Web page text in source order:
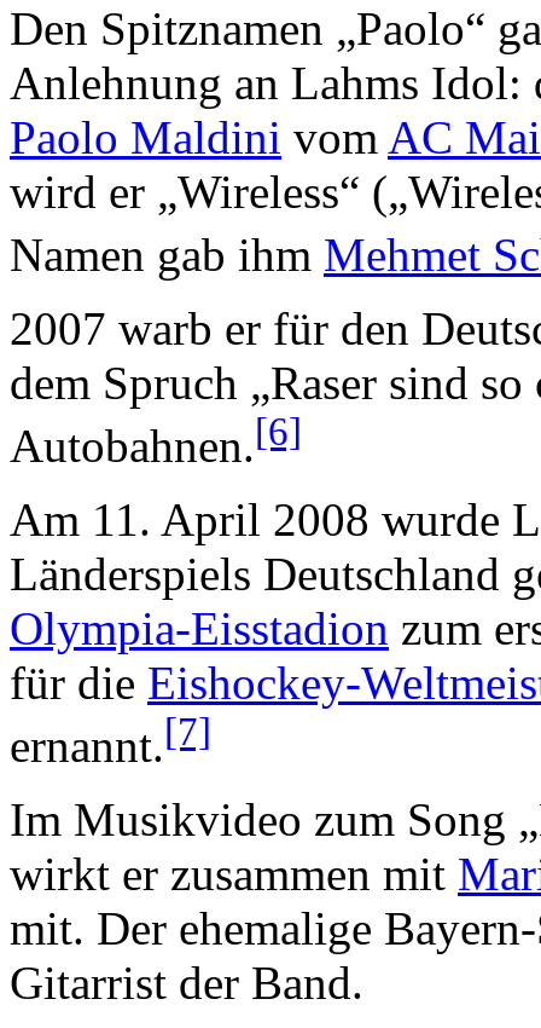
Den Spitznamen „Paolo“
Anlehnung an Lahms Idol:
Paolo Maldini vom AC
wird er „Wireless“
Namen gab ihm Mehmet
2007 warb er für den
dem Spruch „Raser sind
Autobahnen.[6]
Am 11. April 2008 wurde
Länderspiels Deutschland
Olympia-Eis­stadion zum
für die Eishockey-
ernannt.[7]
Im Musikvideo zum Song
wirkt er zusammen mit
mit. Der ehemalige
Gitarrist der Band.